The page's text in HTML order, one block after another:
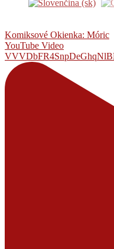
Komiksové Okienka: Móric
YouTube Video